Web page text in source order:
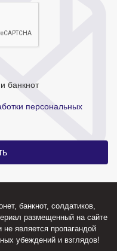
банкнот
персональных
банкнот, солдатиков,
размещенный на сайте
не является пропагандой
убеждений и взглядов!